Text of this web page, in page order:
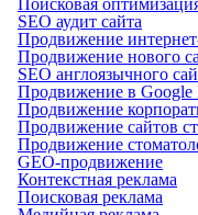
SEO аудит сайта
Продвижение
Продвижение нового
SEO англоязычного
Продвижение в Google
Продвижение
Продвижение сайтов
Продвижение
GEO-продвижение
Контекстная реклама
Поисковая реклама